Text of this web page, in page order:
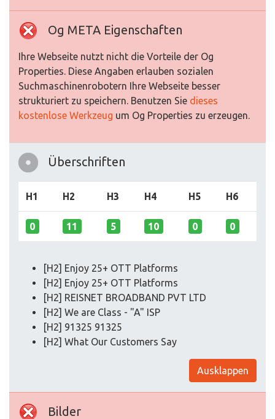
Og META Eigenschaften
Ihre Webseite nutzt nicht die Vorteile der Og
Properties. Diese Angaben erlauben sozialen
Suchmaschinenrobotern Ihre Webseite besser
strukturiert zu speichern. Benutzen Sie dieses
kostenlose Werkzeug um Og Properties zu erzeugen.
Überschriften
H1 H2 H3 H4 H5 H6
0 11 5 10 0 0
[H2] Enjoy 25+ OTT Platforms
[H2] Enjoy 25+ OTT Platforms
[H2] REISNET BROADBAND PVT LTD
[H2] We are Class - "A" ISP​
[H2] 91325 91325
[H2] What Our Customers Say
Ausklappen
Bilder